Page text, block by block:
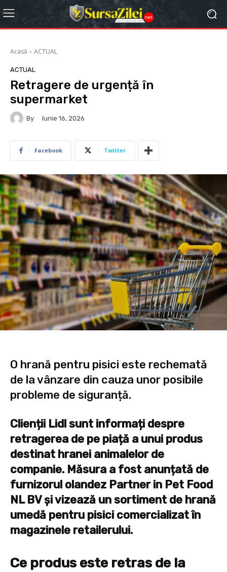
Acasă ACTUAL
ACTUAL
Retragere de urgență în
supermarket
By Iunie 16, 2026
Facebook Twitter
O hrană pentru pisici este rechemată
de la vânzare din cauza unor posibile
probleme de siguranță.
Clienții Lidl sunt informați despre
retragerea de pe piață a unui produs
destinat hranei animalelor de
companie. Măsura a fost anunțată de
furnizorul olandez Partner in Pet Food
NL BV și vizează un sortiment de hrană
umedă pentru pisici comercializat în
magazinele retailerului.
Ce produs este retras de la